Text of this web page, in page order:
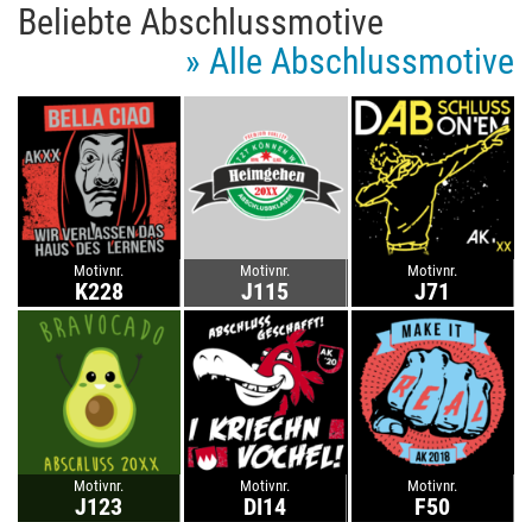
Beliebte Abschlussmotive
» Alle Abschlussmotive
Motivnr.
K228
Motivnr.
J115
Motivnr.
J71
Motivnr.
J123
Motivnr.
DI14
Motivnr.
F50